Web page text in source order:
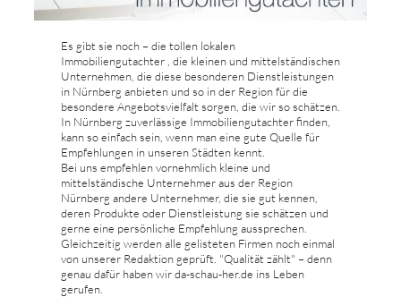
Es gibt sie noch – die tollen lokalen
Immobiliengutachter , die kleinen und mittelständischen
Unternehmen, die diese besonderen Dienstleistungen
in Nürnberg anbieten und so in der Region für die
besondere Angebotsvielfalt sorgen, die wir so schätzen.
In Nürnberg zuverlässige Immobiliengutachter finden,
kann so einfach sein, wenn man eine gute Quelle für
Empfehlungen in unseren Städten kennt.
Bei uns empfehlen vornehmlich kleine und
mittelständische Unternehmer aus der Region
Nürnberg andere Unternehmer, die sie gut kennen,
deren Produkte oder Dienstleistung sie schätzen und
gerne eine persönliche Empfehlung aussprechen.
Gleichzeitig werden alle gelisteten Firmen noch einmal
von unserer Redaktion geprüft. "Qualität zählt" – denn
genau dafür haben wir da-schau-her.de ins Leben
gerufen.